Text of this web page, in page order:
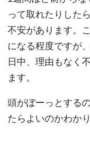
って取れたりした
不安があります。
になる程度ですが
日中、理由もなく
ます。
頭がぼーっとする
たらよいのかわか